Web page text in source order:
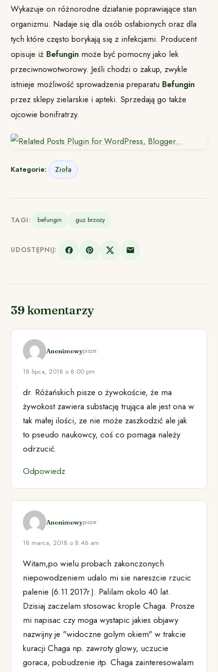
Wykazuje on różnorodne działanie poprawiające stan
organizmu. Nadaje się dla osób osłabionych oraz dla
tych które często borykają się z infekcjami. Producent
opisuje iż Befungin może być pomocny jako lek
przeciwnowotworowy. Jeśli chodzi o zakup, zwykle
istnieje możliwość sprowadzenia preparatu Befungin
przez sklepy zielarskie i apteki. Sprzedają go także
ojcowie bonifratrzy.
Kategorie: Zioła
TAGI: befungin guz brzozy
UDOSTĘPNIJ:
39 komentarzy
Anonimowypisze:
18 lipca, 2018 o 8:00 pm
dr. Różańskich pisze o żywokoście, że ma
żywokost zawiera substację trująca ale jest ona w
tak małej ilości, ze nie może zaszkodzić ale jak
to pseudo naukowcy, coś co pomaga należy
odrzucić.
Odpowiedz
Anonimowypisze:
18 marca, 2018 o 8:46 am
Witam,po wielu probach zakonczonych
niepowodzeniem udalo mi sie nareszcie rzucic
palenie (6.11.2017r.). Palilam okolo 40 lat.
Dzisiaj zaczelam stosowac krople Chaga. Prosze
mi napisac czy moga wystapic jakies objawy
nazwijny je "widoczne golym okiem" w trakcie
kuracji Chaga np. zawroty glowy, uczucie
goraca, pobudzenie itp. Chaga zainteresowalam